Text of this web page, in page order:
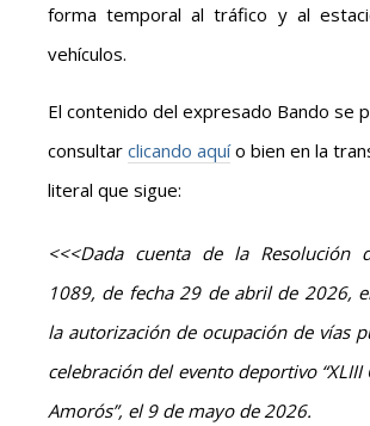
forma temporal al tráfico y al
vehículos.
El contenido del expresado Bando se
consultar clicando aquío bien en la
literal que sigue:
<<<Dada cuenta de la Resolución
1089, de fecha 29 de abril de 2026,
la autorización de ocupación de vías
celebración del evento deportivo
Amorós”, el 9 de mayo de 2026.